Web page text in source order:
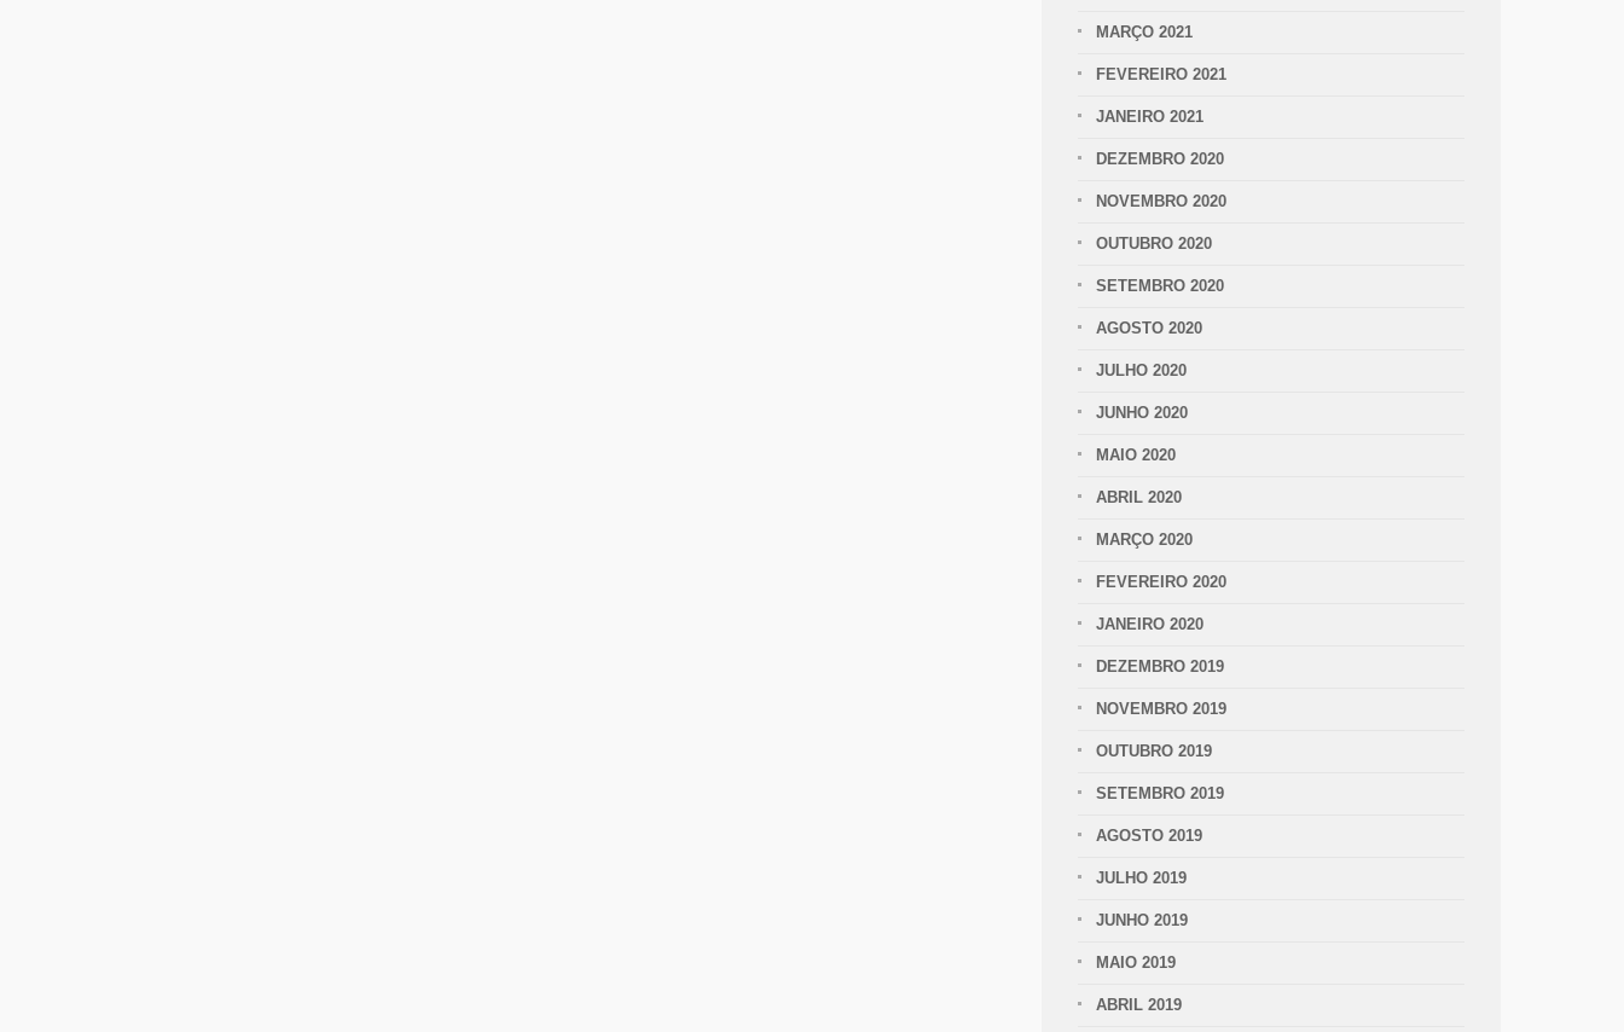
MARÇO 2021
FEVEREIRO 2021
JANEIRO 2021
DEZEMBRO 2020
NOVEMBRO 2020
OUTUBRO 2020
SETEMBRO 2020
AGOSTO 2020
JULHO 2020
JUNHO 2020
MAIO 2020
ABRIL 2020
MARÇO 2020
FEVEREIRO 2020
JANEIRO 2020
DEZEMBRO 2019
NOVEMBRO 2019
OUTUBRO 2019
SETEMBRO 2019
AGOSTO 2019
JULHO 2019
JUNHO 2019
MAIO 2019
ABRIL 2019